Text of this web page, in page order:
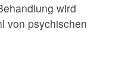
wird
von psychischen